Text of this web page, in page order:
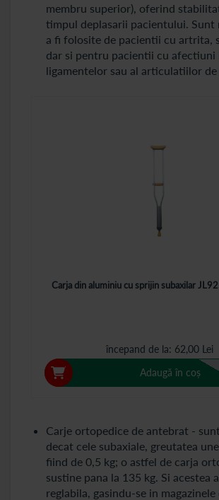
membru superior), oferind
timpul deplasarii pacientului. Sunt
a fi folosite de pacientii cu artrita,
dar si pentru pacientii cu afectiuni
ligamentelor sau al articulatiilor de
Carja din aluminiu cu sprijin subaxilar
începand de la 62,00 Lei
Adaugă în coș
Carje ortopedice de antebrat -
decat cele subaxiale, greutatea
fiind de 0,5 kg; o astfel de carja
sustine pana la 135 kg. Si acestea
reglabila, gasindu-se in